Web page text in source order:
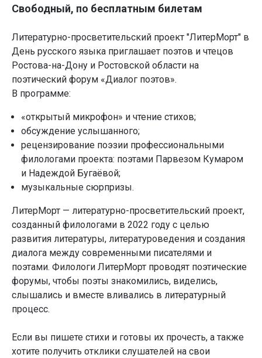
Свободный, по бесплатным билетам
Литературно-просветительский проект "ЛитерМорт" в
День русского языка приглашает поэтов и чтецов
Ростова-на-Дону и Ростовской области на
поэтический форум «Диалог поэтов».
В программе:
«открытый микрофон» и чтение стихов;
обсуждение услышанного;
рецензирование поэзии профессиональными
филологами проекта: поэтами Парвезом Кумаром
и Надеждой Бугаёвой;
музыкальные сюрпризы.
ЛитерМорт — литературно-просветительский проект,
созданный филологами в 2022 году с целью
развития литературы, литературоведения и создания
диалога между современными писателями и
поэтами. Филологи ЛитерМорт проводят поэтические
форумы, чтобы поэты знакомились, виделись,
слышались и вместе вливались в литературный
процесс.
Если вы пишете стихи и готовы их прочесть, а также
хотите получить отклики слушателей на свои